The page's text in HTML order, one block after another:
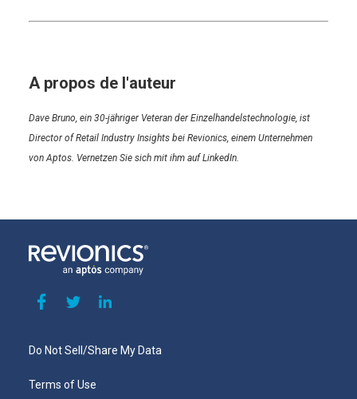
A propos de l'auteur
Dave Bruno, ein 30-jähriger Veteran der Einzelhandelstechnologie, ist
Director of Retail Industry Insights bei Revionics, einem Unternehmen
von Aptos. Vernetzen Sie sich mit ihm auf LinkedIn.
Do Not Sell/Share My Data
Terms of Use